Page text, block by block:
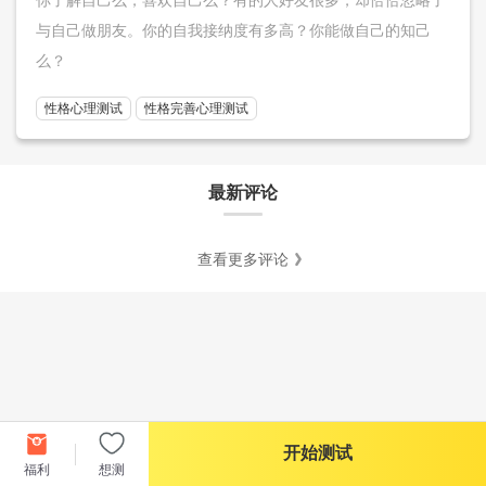
与自己做朋友。你的自我接纳度有多高？你能做自己的知己
么？
性格心理测试 性格完善心理测试
最新评论
查看更多评论
福利 想测
开始测试